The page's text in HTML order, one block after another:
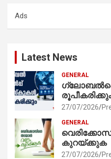
h
Ads
Latest News
GENERAL
രൂപീകരിക്കും
27/07/2026
GENERAL
കുറയ്ക്കുക
27/07/2026